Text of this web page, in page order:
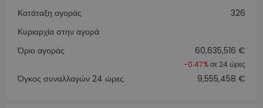
Κατάταξη αγοράς
326
Κυριαρχία στην αγορά
Όριο αγοράς
60,635,516 €
-0.47%σε 24 ώρες
Όγκος συναλλαγών 24 ώρες 9,555,458 €